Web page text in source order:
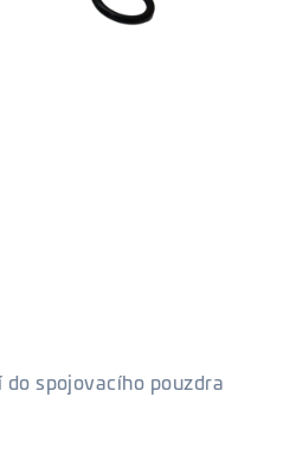
spojovacího pouzdra